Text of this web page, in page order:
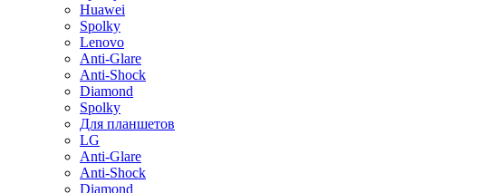
Huawei
Spolky
Lenovo
Anti-Glare
Anti-Shock
Diamond
Spolky
Для планшетов
LG
Anti-Glare
Anti-Shock
Diamond